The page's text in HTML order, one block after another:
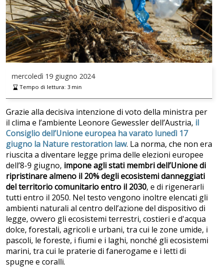
mercoledì 19 giugno 2024
Tempo di lettura: 3min
Grazie alla decisiva intenzione di voto della ministra per
il clima e l’ambiente Leonore Gewessler dell’Austria, il
Consiglio dell’Unione europea ha varato lunedì 17
giugno la Nature restoration law. La norma, che non era
riuscita a diventare legge prima delle elezioni europee
dell’8-9 giugno, impone agli stati membri dell’Unione di
ripristinare almeno il 20% degli ecosistemi danneggiati
del territorio comunitario entro il 2030, e di rigenerarli
tutti entro il 2050. Nel testo vengono inoltre elencati gli
ambienti naturali al centro dell’azione del dispositivo di
legge, ovvero gli ecosistemi terrestri, costieri e d'acqua
dolce, forestali, agricoli e urbani, tra cui le zone umide, i
pascoli, le foreste, i fiumi e i laghi, nonché gli ecosistemi
marini, tra cui le praterie di fanerogame e i letti di
spugne e coralli.